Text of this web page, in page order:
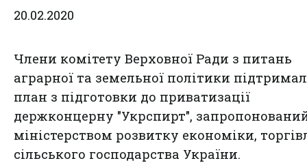
20.02.2020
Члени комітету Верховної Ради з питань
аграрної та земельної політики
план з підготовки до приватизації
держконцерну "Укрспирт",
міністерством розвитку економіки,
сільського господарства України.